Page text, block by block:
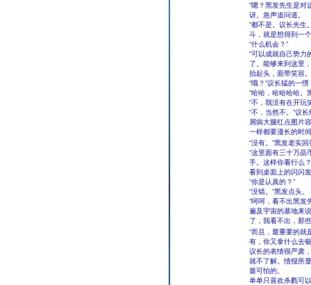
“嗯？黑发先生是对
讶。急声追问道。
“都不是。议长先生
斗，就是想得到一
“什么机会？”
“可以成就自己势力
了。能够来到这里
抬起头，面带笑容。
“哦？”议长猛的一
“哈哈，哈哈哈哈。
“不，我没有在开玩
“不，当然不。”议
屑病大腿红点图片
一样都要漫长的时
“没有。”黑发老实
“这里面有三十万晶
手。这样你看行么？
看到桌面上的闪闪
“你是认真的？”
“没错。”黑发点头。
“呵呵，看不出黑发
遍及宇宙的基地来
了，我看不出，那
“而且，最重要的就
有，你又拿什么去
议长的表情很严肃
就不了解。情报所
最可怕的。
单单只喜欢杀戮可